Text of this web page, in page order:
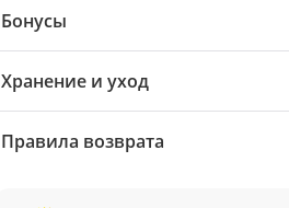
Бонусы
Хранение и уход
Правила возврата